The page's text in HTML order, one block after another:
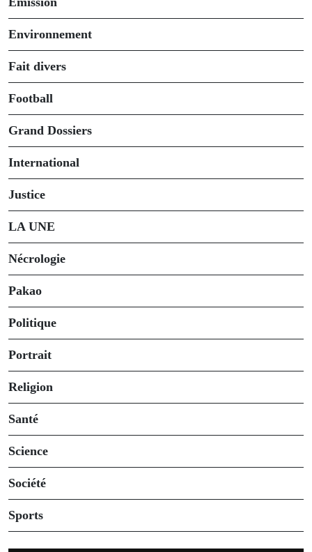
Environnement
Fait divers
Football
Grand Dossiers
International
Justice
LA UNE
Nécrologie
Pakao
Politique
Portrait
Religion
Santé
Science
Société
Sports